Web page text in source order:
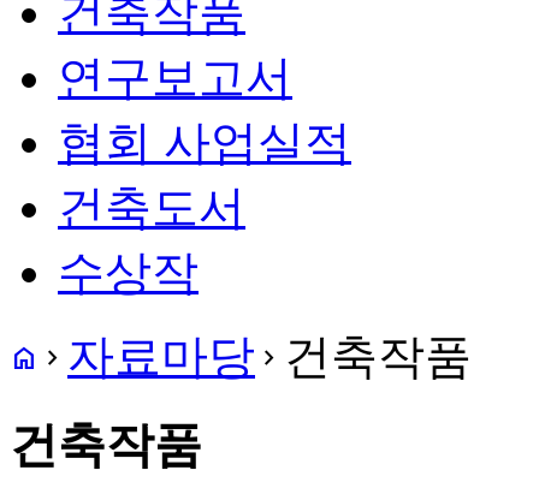
건축작품
연구보고서
협회 사업실적
건축도서
수상작
home navigate_next 자료마당 navigate_next 건축작품
건축작품